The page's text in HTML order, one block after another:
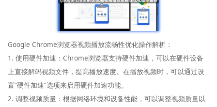
Google Chrome浏览器视频播放流畅性优化操作解析：
1. 使用硬件加速：Chrome浏览器支持硬件加速，可以在硬件设备
上直接解码视频文件，提高播放速度。在播放视频时，可以通过设
置“硬件加速”选项来启用硬件加速功能。
2. 调整视频质量：根据网络环境和设备性能，可以调整视频质量以